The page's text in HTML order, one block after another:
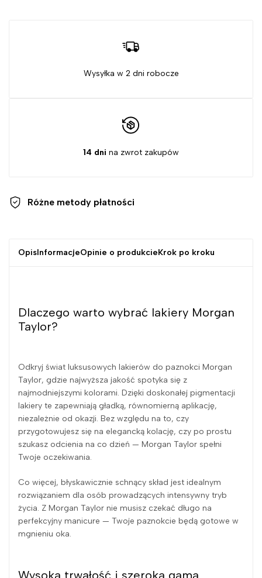
Wysyłka w 2 dni robocze
14 dni na zwrot zakupów
Różne metody płatności
OpisInformacjeOpinie o produkcieKrok po kroku
Dlaczego warto wybrać lakiery Morgan
Taylor?
Odkryj świat luksusowych lakierów do paznokci Morgan
Taylor, gdzie najwyższa jakość spotyka się z
najmodniejszymi kolorami. Dzięki doskonałej pigmentacji
lakiery te zapewniają gładką, równomierną aplikację,
niezależnie od okazji. Bez względu na to, czy
przygotowujesz się na elegancką kolację, czy po prostu
szukasz odcienia na co dzień — Morgan Taylor spełni
Twoje oczekiwania.
Co więcej, błyskawicznie schnący skład jest idealnym
rozwiązaniem dla osób prowadzących intensywny tryb
życia. Z Morgan Taylor nie musisz czekać długo na
perfekcyjny manicure — Twoje paznokcie będą gotowe w
mgnieniu oka.
Wysoka trwałość i szeroka gama